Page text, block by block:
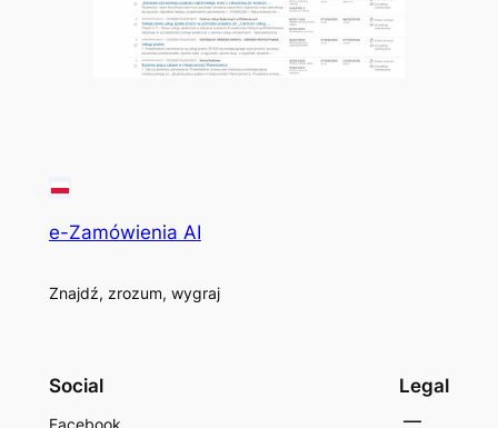
e-Zamówienia AI
Znajdź, zrozum, wygraj
Social
Facebook
Legal